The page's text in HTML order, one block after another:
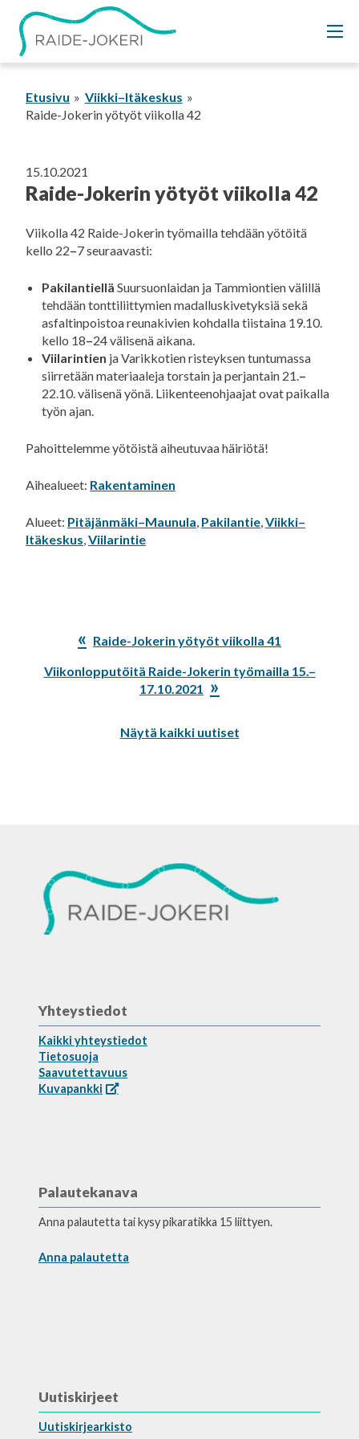
Siirry
sisältöön
Etusivu
Viikki–Itäkeskus
Raide-Jokerin yötyöt viikolla 42
15.10.2021
Raide-Jokerin yötyöt viikolla 42
Viikolla 42 Raide-Jokerin työmailla tehdään yötöitä
kello 22–7 seuraavasti:
Pakilantiellä Suursuonlaidan ja Tammiontien välillä
tehdään tonttiliittymien madalluskivetyksiä sekä
asfaltinpoistoa reunakivien kohdalla tiistaina 19.10.
kello 18–24 välisenä aikana.
Viilarintien ja Varikkotien risteyksen tuntumassa
siirretään materiaaleja torstain ja perjantain 21. –
22.10. välisenä yönä. Liikenteenohjaajat ovat paikalla
työn ajan.
Pahoittelemme yötöistä aiheutuvaa häiriötä!
Aihealueet: Rakentaminen
Alueet: Pitäjänmäki–Maunula Pakilantie Viikki–
Itäkeskus Viilarintie
Edellinen
Raide-Jokerin yötyöt viikolla 41
Seuraava
Viikonlopputöitä Raide-Jokerin työmailla 15.–
17.10.2021
Näytä kaikki uutiset
Yhteystiedot
Kaikki yhteystiedot
Tietosuoja
Saavutettavuus
Kuvapankki
Palautekanava
Anna palautetta tai kysy pikaratikka 15 liittyen.
Anna palautetta
Uutiskirjeet
Uutiskirjearkisto